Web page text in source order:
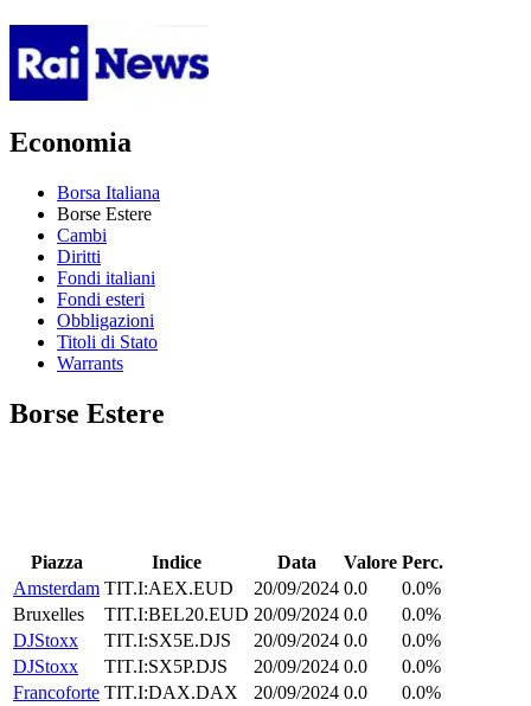
Economia
Borsa Italiana
Borse Estere
Cambi
Diritti
Fondi italiani
Fondi esteri
Obbligazioni
Titoli di Stato
Warrants
Borse Estere
Piazza Indice Data Valore Perc.
Amsterdam TIT.I:AEX.EUD 20/09/2024 0.0
0.0%
Bruxelles
TIT.I:BEL20.EUD 20/09/2024 0.0
0.0%
DJStoxx
TIT.I:SX5E.DJS 20/09/2024 0.0
0.0%
DJStoxx
TIT.I:SX5P.DJS 20/09/2024 0.0
0.0%
Francoforte TIT.I:DAX.DAX 20/09/2024 0.0
0.0%